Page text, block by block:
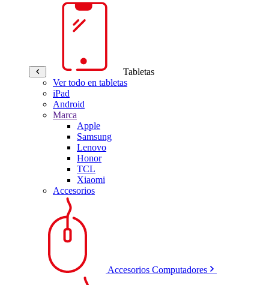
Tabletas
Ver todo en tabletas
iPad
Android
Marca
Apple
Samsung
Lenovo
Honor
TCL
Xiaomi
Accesorios
Accesorios Computadores